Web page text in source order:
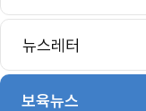
뉴스레터
보육뉴스